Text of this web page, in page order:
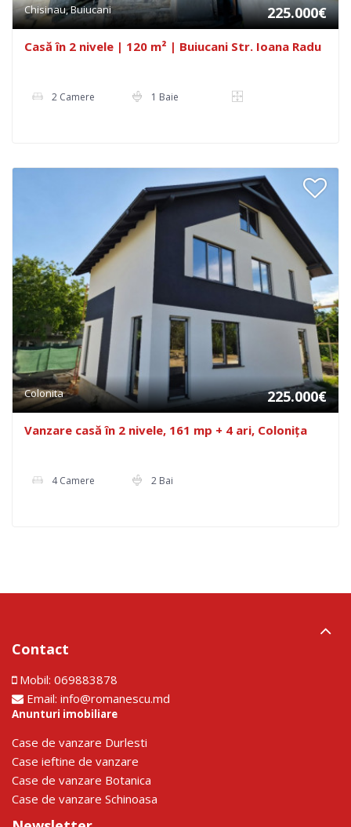
Chisinau, Buiucani 225.000€
Casă în 2 nivele | 120 m² | Buiucani Str. Ioana Radu
2 Camere 1 Baie
Colonita 225.000€
Vanzare casă în 2 nivele, 161 mp + 4 ari, Colonița
4 Camere 2 Bai
Contact
Mobil: 069883878
Email: info@romanescu.md
Anunturi imobiliare
Сase de vanzare Durlesti
Сase ieftine de vanzare
Сase de vanzare Botanica
Сase de vanzare Schinoasa